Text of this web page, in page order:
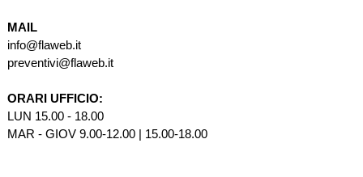
MAIL
info@flaweb.it
preventivi@flaweb.it
ORARI UFFICIO:
LUN 15.00 - 18.00
MAR - GIOV 9.00-12.00 | 15.00-18.00